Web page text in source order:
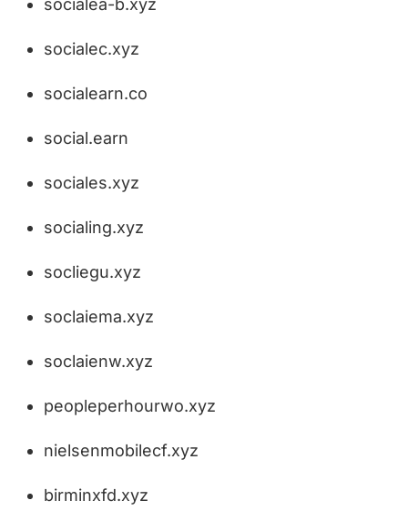
socialea-b.xyz
socialec.xyz
socialearn.co
social.earn
sociales.xyz
socialing.xyz
socliegu.xyz
soclaiema.xyz
soclaienw.xyz
peopleperhourwo.xyz
nielsenmobilecf.xyz
birminxfd.xyz